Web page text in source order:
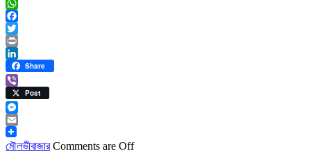
WhatsApp
Facebook
Twitter
Print
LinkedIn
Share
ViberPost
Messenger
Email
মৌলভীবাজার Comments are Off